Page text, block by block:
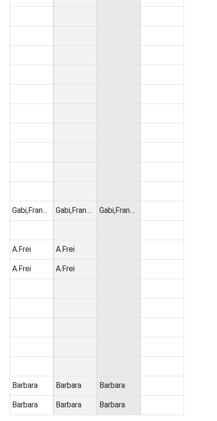
Gabi,Fran…
A.Frei
A.Frei
Barbara
Barbara
Gabi,Fran…
A.Frei
A.Frei
Barbara
Barbara
Gabi,Fran…
Barbara
Barbara